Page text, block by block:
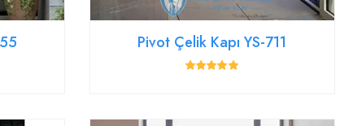
Pivot Çelik Kapı YS-711